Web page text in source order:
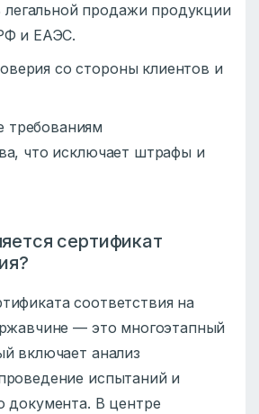
продажи продукции
и ЕАЭС.
со стороны клиентов и
требованиям
что исключает штрафы и
сертификат
соответствия на
— это многоэтапный
включает анализ
испытаний и
документа. В центре